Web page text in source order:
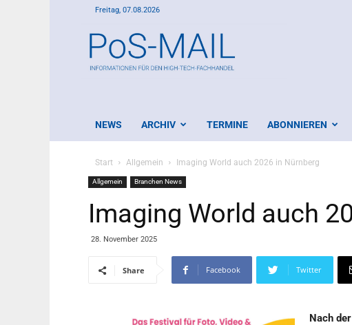
Freitag, 07.08.2026
Mail
NEWS ARCHIV TERMINE ABONNIEREN
Start Allgemein Imaging World auch 2026 in Nürnberg
Allgemein Branchen News
Imaging World auch
28. November 2025
Share Facebook Twitter
Nach der